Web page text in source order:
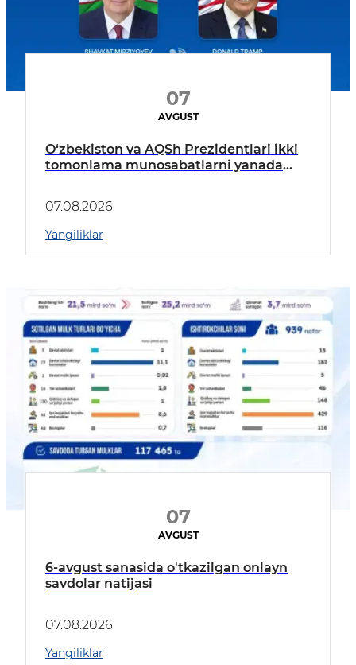
07
AVGUST
O‘zbekiston va AQSh Prezidentlari ikki
tomonlama munosabatlarni yanada
07.08.2026
Yangiliklar
07
AVGUST
6-avgust sanasida o'tkazilgan onlayn
savdolar natijasi
07.08.2026
Yangiliklar